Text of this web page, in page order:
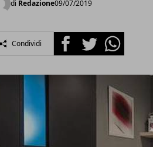
di Redazione09/07/2019
Condividi FacebookTwitterWhatsapp